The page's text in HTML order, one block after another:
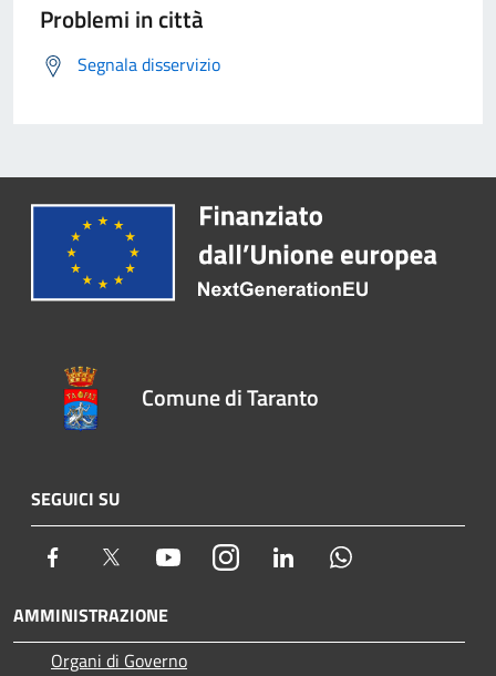
Problemi in città
Segnala disservizio
Comune di Taranto
SEGUICI SU
Facebook Twitter YoutubeInstagram LinkedIn
AMMINISTRAZIONE
Organi di Governo